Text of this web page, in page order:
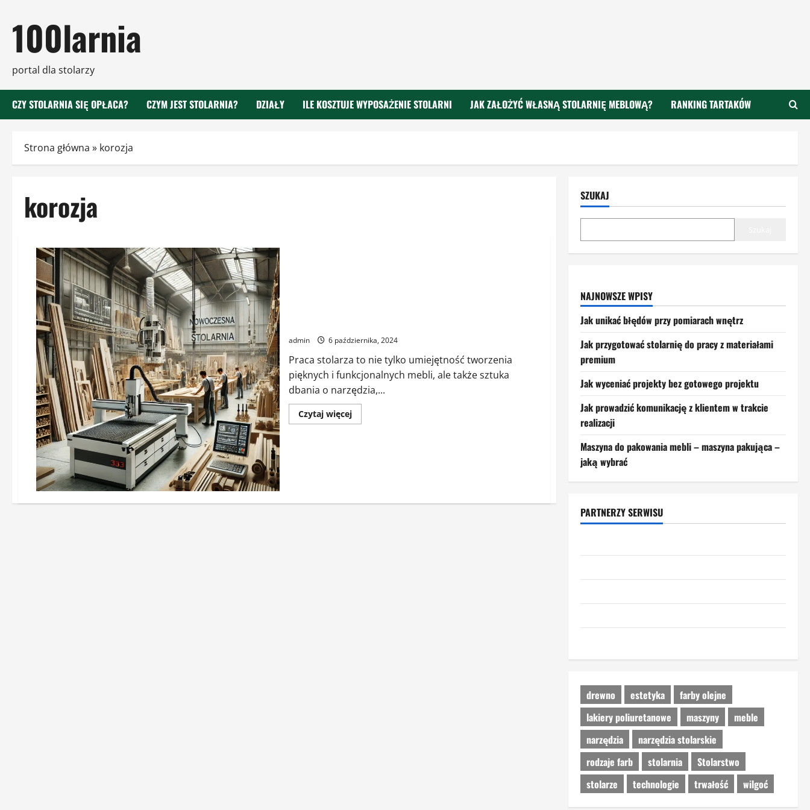
treści100larnia
portal dla stolarzy
CZY STOLARNIA SIĘ OPŁACA? CZYM JEST STOLARNIA? DZIAŁY ILE KOSZTUJE WYPOSAŻENIE STOLARNI JAK ZAŁOŻYĆ WŁASNĄ STOLARNIĘ MEBLOWĄ? RANKING TARTAKÓW
Strona główna » korozja
korozja
admin 6 października, 2024
Praca stolarza to nie tylko umiejętność tworzenia
pięknych i funkcjonalnych mebli, ale także sztuka
dbania o narzędzia,...
Czytaj więcejDowiedz
się
przez
SZUKAJ
NAJNOWSZE WPISY
Jak unikać błędów przy pomiarach wnętrz
Jak przygotować stolarnię do pracy z materiałami
premium
Jak wyceniać projekty bez gotowego projektu
Jak prowadzić komunikację z klientem w trakcie
realizacji
Maszyna do pakowania mebli – maszyna pakująca –
jaką wybrać
PARTNERZY SERWISU
drewno estetyka
farby olejne
lakiery poliuretanowe
maszyny
meble
narzędzia
narzędzia stolarskie
rodzaje farb
stolarnia
Stolarstwo
stolarze
technologie trwałość wilgoć